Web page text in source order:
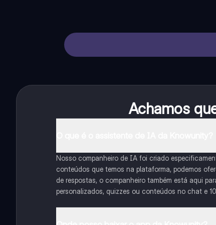
Achamos
Nosso companheiro de IA foi criado
conteúdos que temos na plataforma, podemos
de respostas, o companheiro também está aqui
personalizados, quizzes ou conteúdos no chat e